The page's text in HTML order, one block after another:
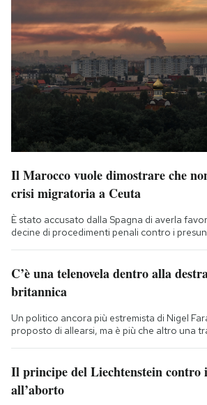
Il Marocco vuole dimostrare che
crisi migratoria a Ceuta
È stato accusato dalla Spagna di averla
decine di procedimenti penali contro i
C’è una telenovela dentro alla
britannica
Un politico ancora più estremista di Nigel
proposto di allearsi, ma è più che altro una
Il principe del Liechtenstein
all’aborto